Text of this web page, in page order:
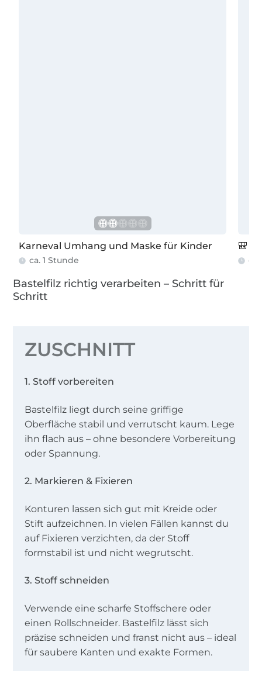
Karneval Umhang und Maske für Kinder
ca. 1 Stunde
🎒
Bastelfilz richtig verarbeiten – Schritt für
Schritt
ZUSCHNITT
1. Stoff vorbereiten
Bastelfilz liegt durch seine griffige
Oberfläche stabil und verrutscht kaum. Lege
ihn flach aus – ohne besondere Vorbereitung
oder Spannung.
2. Markieren & Fixieren
Konturen lassen sich gut mit Kreide oder
Stift aufzeichnen. In vielen Fällen kannst du
auf Fixieren verzichten, da der Stoff
formstabil ist und nicht wegrutscht.
3. Stoff schneiden
Verwende eine scharfe Stoffschere oder
einen Rollschneider. Bastelfilz lässt sich
präzise schneiden und franst nicht aus – ideal
für saubere Kanten und exakte Formen.